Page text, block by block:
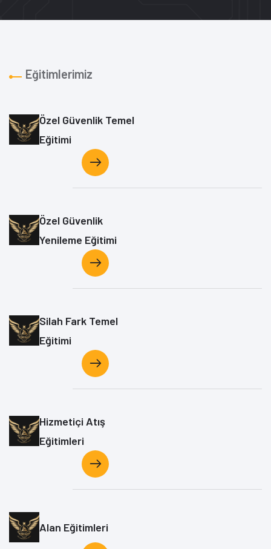
Eğitimlerimiz
Özel Güvenlik Temel
Eğitimi
Özel Güvenlik
Yenileme Eğitimi
Silah Fark Temel
Eğitimi
Hizmetiçi Atış
Eğitimleri
Alan Eğitimleri